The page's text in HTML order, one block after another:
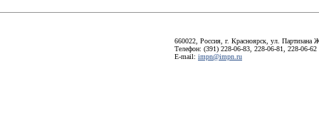
660022, Россия, г. Красноярск, ул. Партизана
Телефон: (391) 228-06-83, 228-06-81, 228-06-62
E-mail: impn@impn.ru